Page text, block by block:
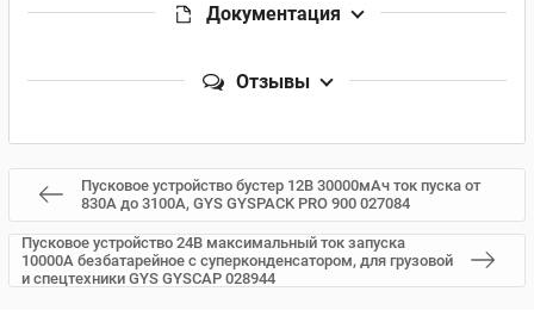
Документация
Отзывы
Пусковое устройство бустер 12В 30000мАч ток пуска от
830А до 3100А, GYS GYSPACK PRO 900 027084
Пусковое устройство 24В максимальный ток запуска
10000А безбатарейное с суперконденсатором, для грузовой
и спецтехники GYS GYSCAP 028944